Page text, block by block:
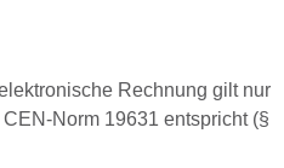
Rechnung gilt nur
Norm 19631 entspricht (§